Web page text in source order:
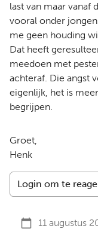
last van maar vanaf
vooral onder
me geen houding
Dat heeft
meedoen met
achteraf. Die angst
eigenlijk, het is
begrijpen.
Groet,
Henk
Login om te
11 augustus